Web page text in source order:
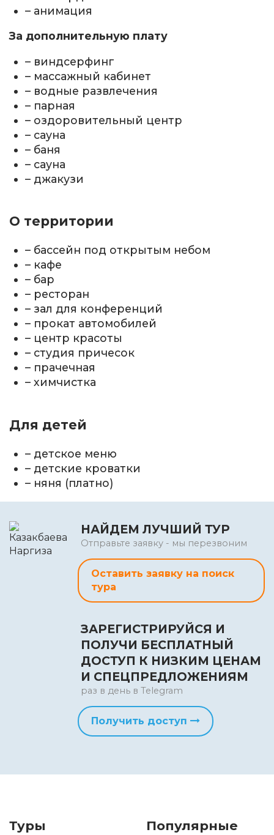
– анимация
За дополнительную плату
– виндсерфинг
– массажный кабинет
– водные развлечения
– парная
– оздоровительный центр
– сауна
– баня
– сауна
– джакузи
О территории
– бассейн под открытым небом
– кафе
– бар
– ресторан
– зал для конференций
– прокат автомобилей
– центр красоты
– студия причесок
– прачечная
– химчистка
Для детей
– детское меню
– детские кроватки
– няня (платно)
НАЙДЕМ ЛУЧШИЙ ТУР
Отправьте заявку - мы перезвоним
Оставить заявку на поиск
тура
ЗАРЕГИСТРИРУЙСЯ И
ПОЛУЧИ БЕСПЛАТНЫЙ
ДОСТУП К НИЗКИМ ЦЕНАМ
И СПЕЦПРЕДЛОЖЕНИЯМ
раз в день в Telegram
Получить доступ
Туры
Популярные